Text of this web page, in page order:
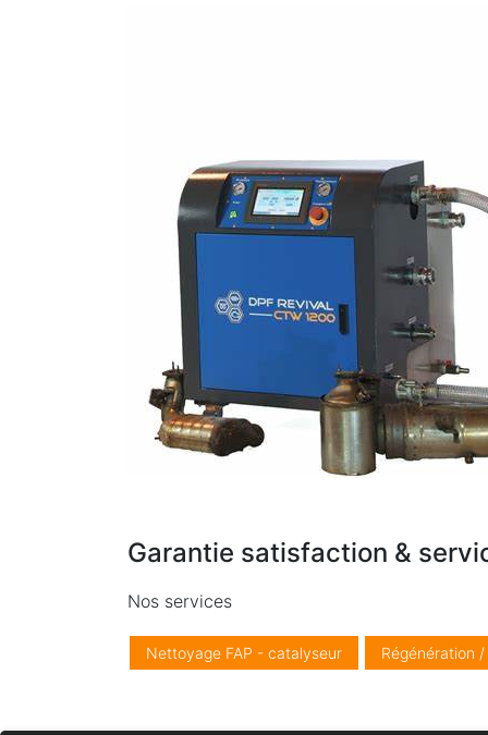
Garantie satisfaction &
Nos services
Nettoyage FAP - catalyseur Régénération